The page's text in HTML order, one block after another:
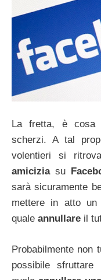
La fretta, è cosa
scherzi. A tal
volentieri si
amiciziasu
sarà sicuramente
mettere in atto un
quale annullare il
Probabilmente non
possibile sfruttare